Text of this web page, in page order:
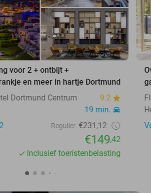
voor 2 + ontbijt +
en meer in hartje Dortmund
Dortmund Centrum
9.2
19 min.
Regulier €231,12
€149,42
Inclusief toeristenbelasting